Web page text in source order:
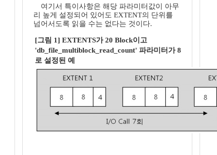
여기서 특이사항은 해당 파라미터값이 아무
리 높게 설정되어 있어도 EXTENT의 단위를
넘어서도록 읽을 수는 없다는 것이다.
[그림 1] EXTENTS가 20 Block이고
'db_file_multiblock_read_count' 파라미터가 8
로 설정된 예